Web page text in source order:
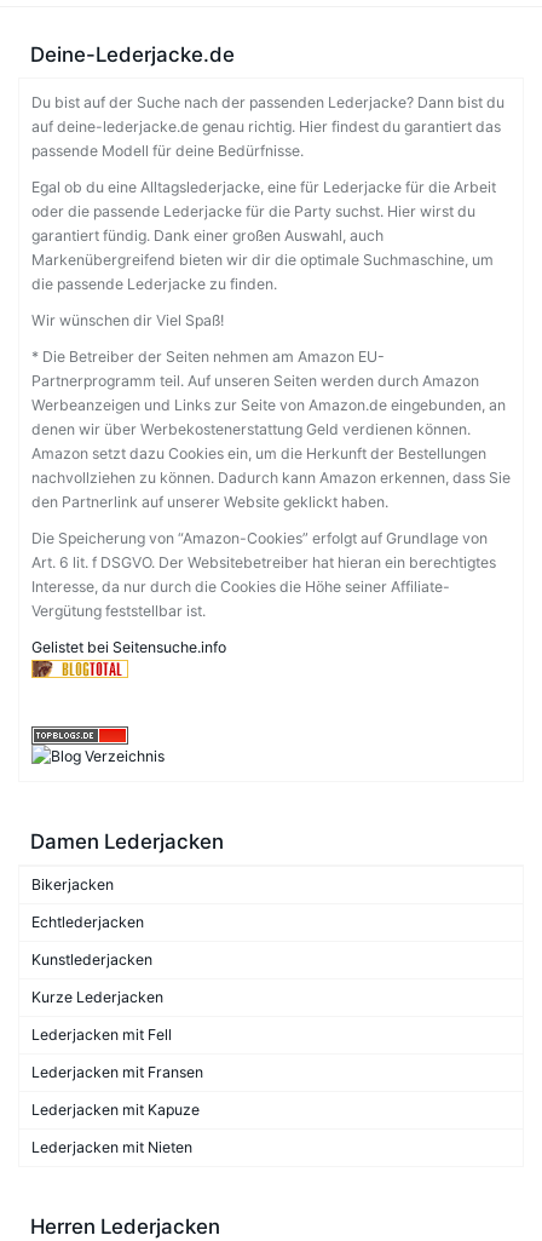
Deine-Lederjacke.de
Du bist auf der Suche nach der passenden Lederjacke? Dann bist du
auf deine-lederjacke.de genau richtig. Hier findest du garantiert das
passende Modell für deine Bedürfnisse.
Egal ob du eine Alltagslederjacke, eine für Lederjacke für die Arbeit
oder die passende Lederjacke für die Party suchst. Hier wirst du
garantiert fündig. Dank einer großen Auswahl, auch
Markenübergreifend bieten wir dir die optimale Suchmaschine, um
die passende Lederjacke zu finden.
Wir wünschen dir Viel Spaß!
* Die Betreiber der Seiten nehmen am Amazon EU-
Partnerprogramm teil. Auf unseren Seiten werden durch Amazon
Werbeanzeigen und Links zur Seite von Amazon.de eingebunden, an
denen wir über Werbekostenerstattung Geld verdienen können.
Amazon setzt dazu Cookies ein, um die Herkunft der Bestellungen
nachvollziehen zu können. Dadurch kann Amazon erkennen, dass Sie
den Partnerlink auf unserer Website geklickt haben.
Die Speicherung von “Amazon-Cookies” erfolgt auf Grundlage von
Art. 6 lit. f DSGVO. Der Websitebetreiber hat hieran ein berechtigtes
Interesse, da nur durch die Cookies die Höhe seiner Affiliate-
Vergütung feststellbar ist.
Gelistet bei Seitensuche.info
Damen Lederjacken
Bikerjacken
Echtlederjacken
Kunstlederjacken
Kurze Lederjacken
Lederjacken mit Fell
Lederjacken mit Fransen
Lederjacken mit Kapuze
Lederjacken mit Nieten
Herren Lederjacken